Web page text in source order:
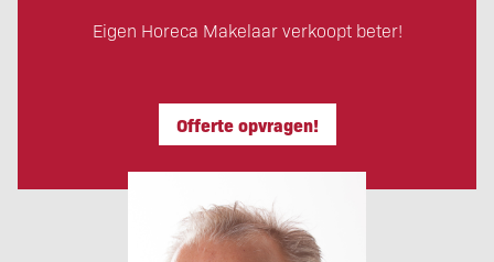
Eigen Horeca Makelaar verkoopt beter!
Offerte opvragen!